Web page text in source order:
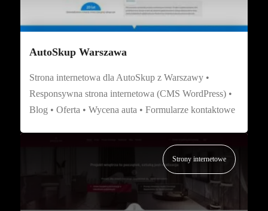
AutoSkup Warszawa
Strona internetowa dla AutoSkup z Warszawy •
Responsywna strona internetowa (CMS WordPress) •
Blog • Oferta • Wycena auta • Formularze kontaktowe
Strony internetowe